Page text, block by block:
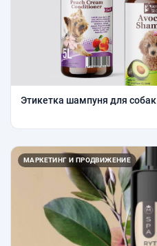
Этикетка шампуня для собак
МАРКЕТИНГ И ПРОДВИЖЕНИЕ